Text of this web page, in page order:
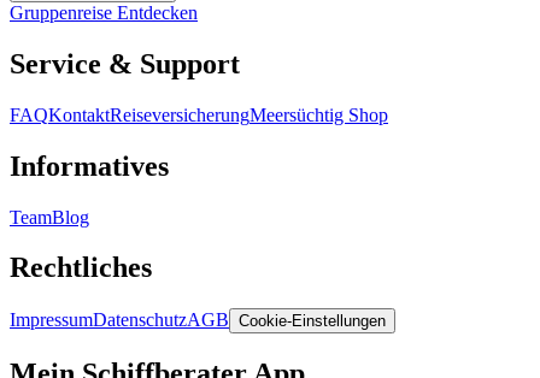
Gruppenreise Entdecken
Service & Support
FAQKontaktReiseversicherungMeersüchtig Shop
Informatives
TeamBlog
Rechtliches
ImpressumDatenschutzAGB Cookie-Einstellungen